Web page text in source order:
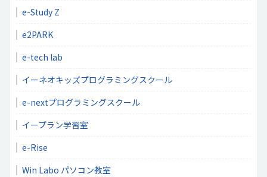
e-Study Z
e2PARK
e-tech lab
イーネオキッズプログラミングスクール
e-nextプログラミングスクール
イープラン学習室
e-Rise
Win Labo パソコン教室